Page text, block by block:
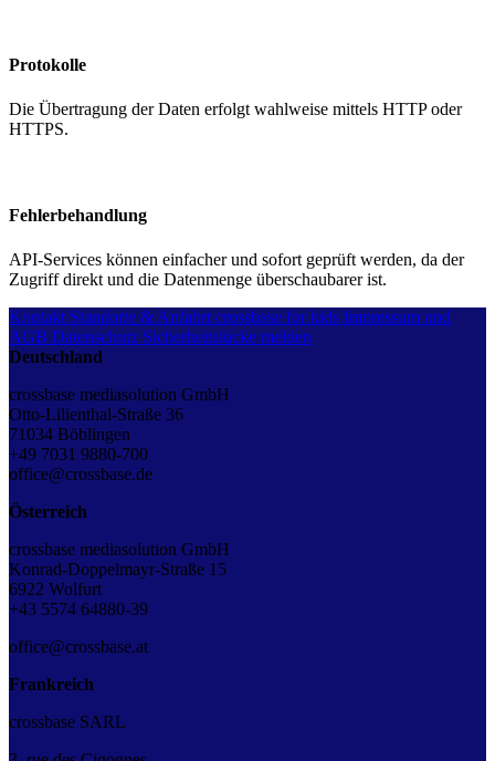
Protokolle
Die Übertragung der Daten erfolgt wahlweise mittels HTTP oder
HTTPS.
Fehlerbehandlung
API-Services können einfacher und sofort geprüft werden, da der
Zugriff direkt und die Datenmenge überschaubarer ist.
Kontakt Standorte & Anfahrt crossbase for kids Impressum und
AGB Datenschutz Sicherheitslücke melden
Deutschland
crossbase mediasolution GmbH
Otto-Lilienthal-Straße 36
71034 Böblingen
+49 7031 9880-700
office@crossbase.de
Österreich
crossbase mediasolution GmbH
Konrad-Doppelmayr-Straße 15
6922 Wolfurt
+43 5574 64880-39
office@crossbase.at
Frankreich
crossbase SARL